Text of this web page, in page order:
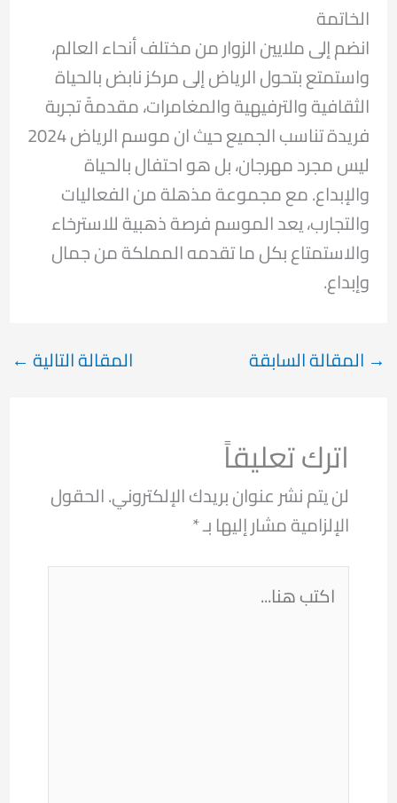
الخاتمة
انضم إلى ملايين الزوار من مختلف أنحاء العالم،
واستمتع بتحول الرياض إلى مركز نابض بالحياة
الثقافية والترفيهية والمغامرات، مقدمةً تجربة
فريدة تناسب الجميع حيث ان موسم الرياض 2024
ليس مجرد مهرجان، بل هو احتفال بالحياة
والإبداع. مع مجموعة مذهلة من الفعاليات
والتجارب، يعد الموسم فرصة ذهبية للاسترخاء
والاستمتاع بكل ما تقدمه المملكة من جمال
وإبداع.
→ المقالة السابقة المقالة التالية ←
اترك تعليقاً
لن يتم نشر عنوان بريدك الإلكتروني.الحقول
الإلزامية مشار إليها بـ*
اكتب
هنا...